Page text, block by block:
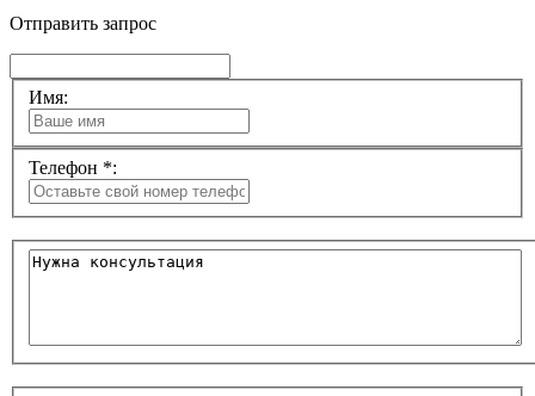
Отправить запрос
Имя:
Телефон *: